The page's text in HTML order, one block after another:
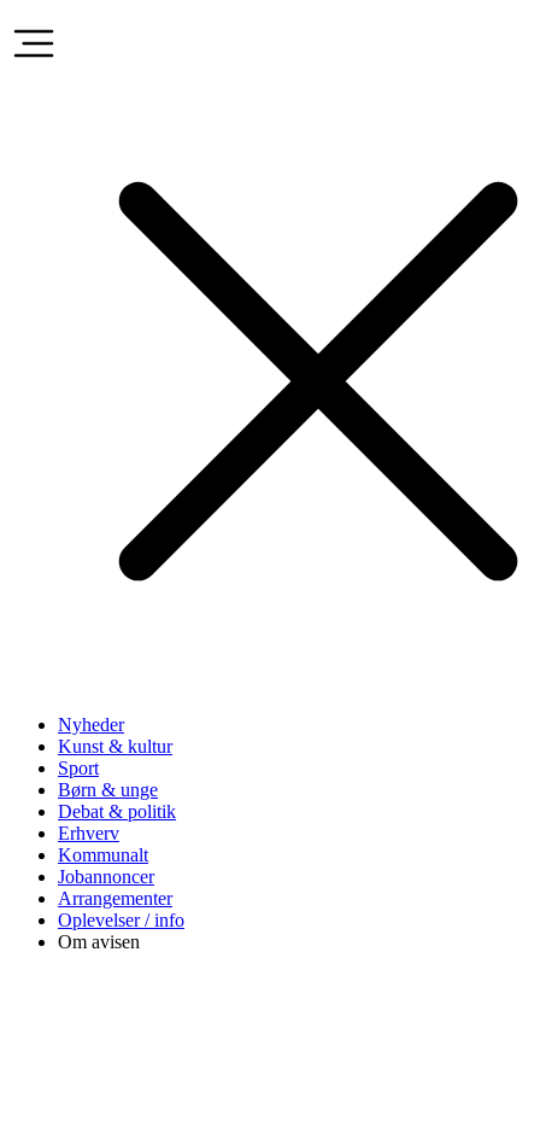
Nyheder
Kunst & kultur
Sport
Børn & unge
Debat & politik
Erhverv
Kommunalt
Jobannoncer
Arrangementer
Oplevelser / info
Om avisen